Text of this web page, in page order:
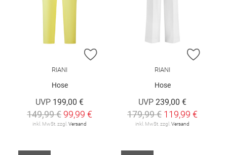
ZUR WUNSCHLISTE HINZUFÜGEN
RIANI
Hose
UVP 199,00 €
149,99 € 99,99 €
inkl. MwSt. zzgl. Versand
ZUR
RIANI
Hose
UVP 239,00 €
179,99 € 119,99 €
inkl. MwSt. zzgl. Versand